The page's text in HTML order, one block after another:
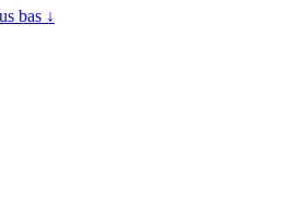
bas ↓